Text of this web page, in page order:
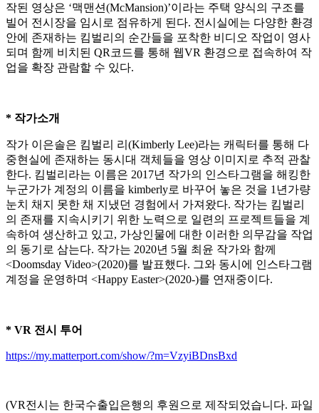
작된 영상은 ‘맥맨션(McMansion)’이라는 주택 양식의 구조를
빌어 전시장을 임시로 점유하게 된다. 전시실에는 다양한 환경
안에 존재하는 킴벌리의 순간들을 포착한 비디오 작업이 영사
되며 함께 비치된 QR코드를 통해 웹VR 환경으로 접속하여 작
업을 확장 관람할 수 있다.
* 작가소개
작가 이은솔은 킴벌리 리(Kimberly Lee)라는 캐릭터를 통해 다
중현실에 존재하는 동시대 객체들을 영상 이미지로 추적 관찰
한다. 킴벌리라는 이름은 2017년 작가의 인스타그램을 해킹한
누군가가 계정의 이름을 kimberly로 바꾸어 놓은 것을 1년가량
눈치 채지 못한 채 지냈던 경험에서 가져왔다. 작가는 킴벌리
의 존재를 지속시키기 위한 노력으로 일련의 프로젝트들을 계
속하여 생산하고 있고, 가상인물에 대한 이러한 의무감을 작업
의 동기로 삼는다. 작가는 2020년 5월 최윤 작가와 함께
<Doomsday Video>(2020)를 발표했다. 그와 동시에 인스타그램
계정을 운영하며 <Happy Easter>(2020-)를 연재중이다.
* VR 전시 투어
https://my.matterport.com/show/?m=VzyiBDnsBxd
(VR전시는 한국수출입은행의 후원으로 제작되었습니다. 파일